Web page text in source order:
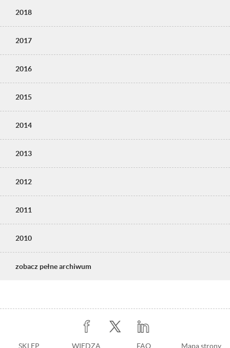
2018
2017
2016
2015
2014
2013
2012
2011
2010
zobacz pełne archiwum
StopkaSKLEP WIEDZA Mapa strony
FAQ